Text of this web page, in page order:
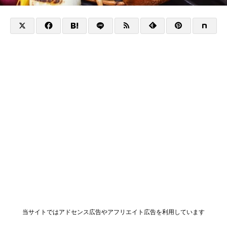
当サイトではアドセンス広告やアフリエイト広告を利用しています